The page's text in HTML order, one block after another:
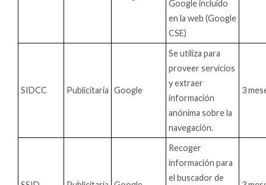
Google incluido
en la web (Google
CSE)
SIDCC Publicitaria Google
Se utiliza para
proveer servicios
y extraer
información
anónima sobre la
navegación.
3
Recoger
información para
el buscador de